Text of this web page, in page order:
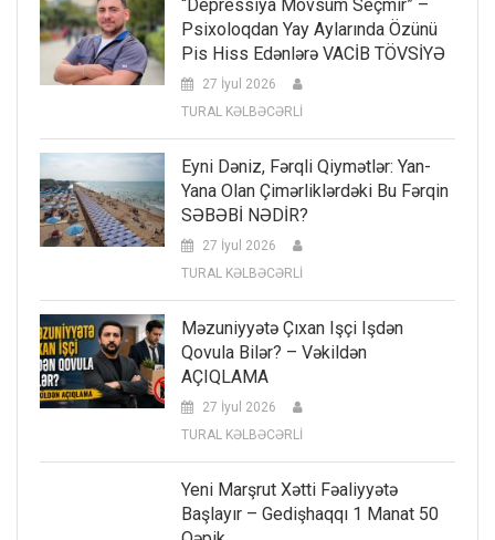
“Depressiya Mövsüm Seçmir” –
Psixoloqdan Yay Aylarında Özünü
Pis Hiss Edənlərə VACİB TÖVSİYƏ
27 İyul 2026
TURAL KƏLBƏCƏRLİ
Eyni Dəniz, Fərqli Qiymətlər: Yan-
Yana Olan Çimərliklərdəki Bu Fərqin
SƏBƏBİ NƏDİR?
27 İyul 2026
TURAL KƏLBƏCƏRLİ
Məzuniyyətə Çıxan Işçi Işdən
Qovula Bilər? – Vəkildən
AÇIQLAMA
27 İyul 2026
TURAL KƏLBƏCƏRLİ
Yeni Marşrut Xətti Fəaliyyətə
Başlayır – Gedişhaqqı 1 Manat 50